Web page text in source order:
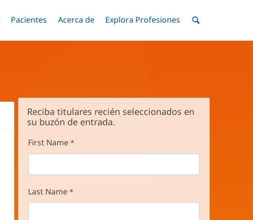
Menú
Alternar
Pacientes Menú
Alternar
Acerca deMenúAlternar
Explora Profesiones MenúAlternar
Reciba titulares recién seleccionados en
su buzón de entrada.
First Name
Last Name